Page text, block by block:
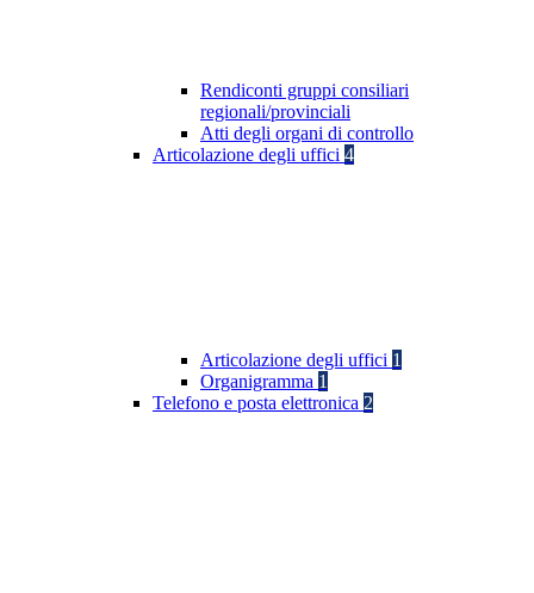
Rendiconti gruppi consiliari
regionali/provinciali
Atti degli organi di controllo
Articolazione degli uffici 4
Articolazione degli uffici 1
Organigramma 1
Telefono e posta elettronica 2